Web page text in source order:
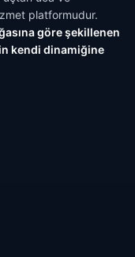
platformudur.
göre şekillenen
kendi dinamiğine